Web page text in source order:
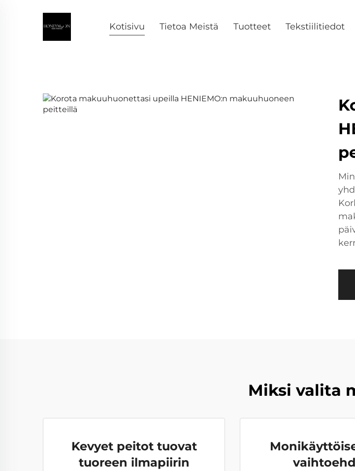
Kotisivu Tietoa Meistä Tuotteet Tekstiilitiedot
Miksi valita
Kevyet peitot tuovat
tuoreen ilmapiirin